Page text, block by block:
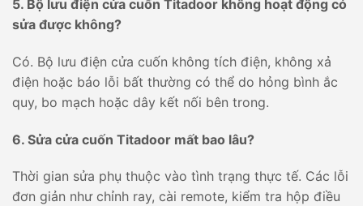
5. Bộ lưu điện cửa cuốn Titadoor không hoạt động có
sửa được không?
Có. Bộ lưu điện cửa cuốn không tích điện, không xả
điện hoặc báo lỗi bất thường có thể do hỏng bình ắc
quy, bo mạch hoặc dây kết nối bên trong.
6. Sửa cửa cuốn Titadoor mất bao lâu?
Thời gian sửa phụ thuộc vào tình trạng thực tế. Các lỗi
đơn giản như chỉnh ray, cài remote, kiểm tra hộp điều